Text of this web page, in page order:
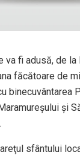
va fi adusă, de
făcătoare de
binecuvântarea
şi
sfântului